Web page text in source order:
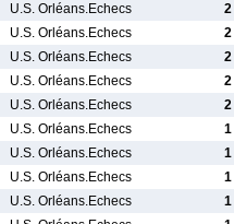
U.S. Orléans.Echecs 2
U.S. Orléans.Echecs 2
U.S. Orléans.Echecs 2
U.S. Orléans.Echecs 2
U.S. Orléans.Echecs 2
U.S. Orléans.Echecs 1
U.S. Orléans.Echecs 1
U.S. Orléans.Echecs 1
U.S. Orléans.Echecs 1